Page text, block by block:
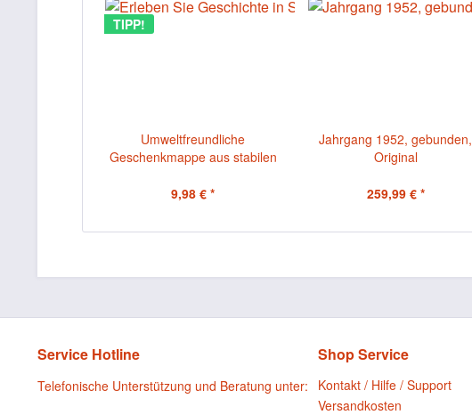
TIPP!
Umweltfreundliche
Geschenkmappe aus stabilen
9,98 € *
Jahrgang 1952, gebunden,
Original
259,99 € *
Service Hotline
Telefonische Unterstützung und Beratung unter:
Shop Service
Kontakt / Hilfe / Support
Versandkosten